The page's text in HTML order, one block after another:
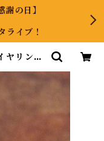
の日】
ライブ！
ヤリング